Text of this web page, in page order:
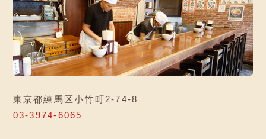
東京都練馬区小竹町2-74-8
03-3974-6065